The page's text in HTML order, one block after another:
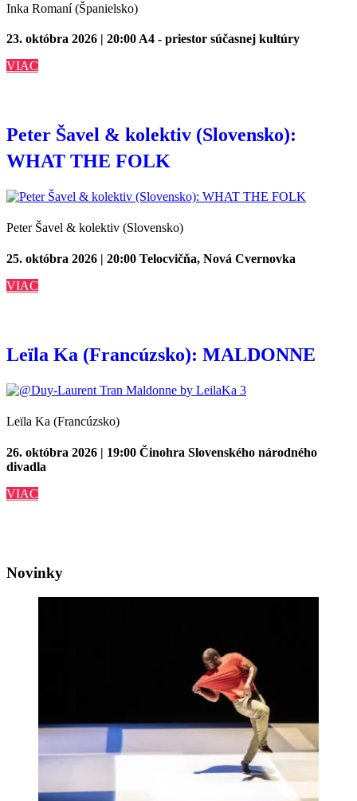
Inka Romaní (Španielsko)
23. októbra 2026 | 20:00 A4 - priestor súčasnej kultúry
VIAC
Peter Šavel & kolektiv (Slovensko):
WHAT THE FOLK
Peter Šavel & kolektiv (Slovensko)
25. októbra 2026 | 20:00 Telocvičňa, Nová Cvernovka
VIAC
Leïla Ka (Francúzsko): MALDONNE
Leïla Ka (Francúzsko)
26. októbra 2026 | 19:00 Činohra Slovenského národného
divadla
VIAC
Novinky